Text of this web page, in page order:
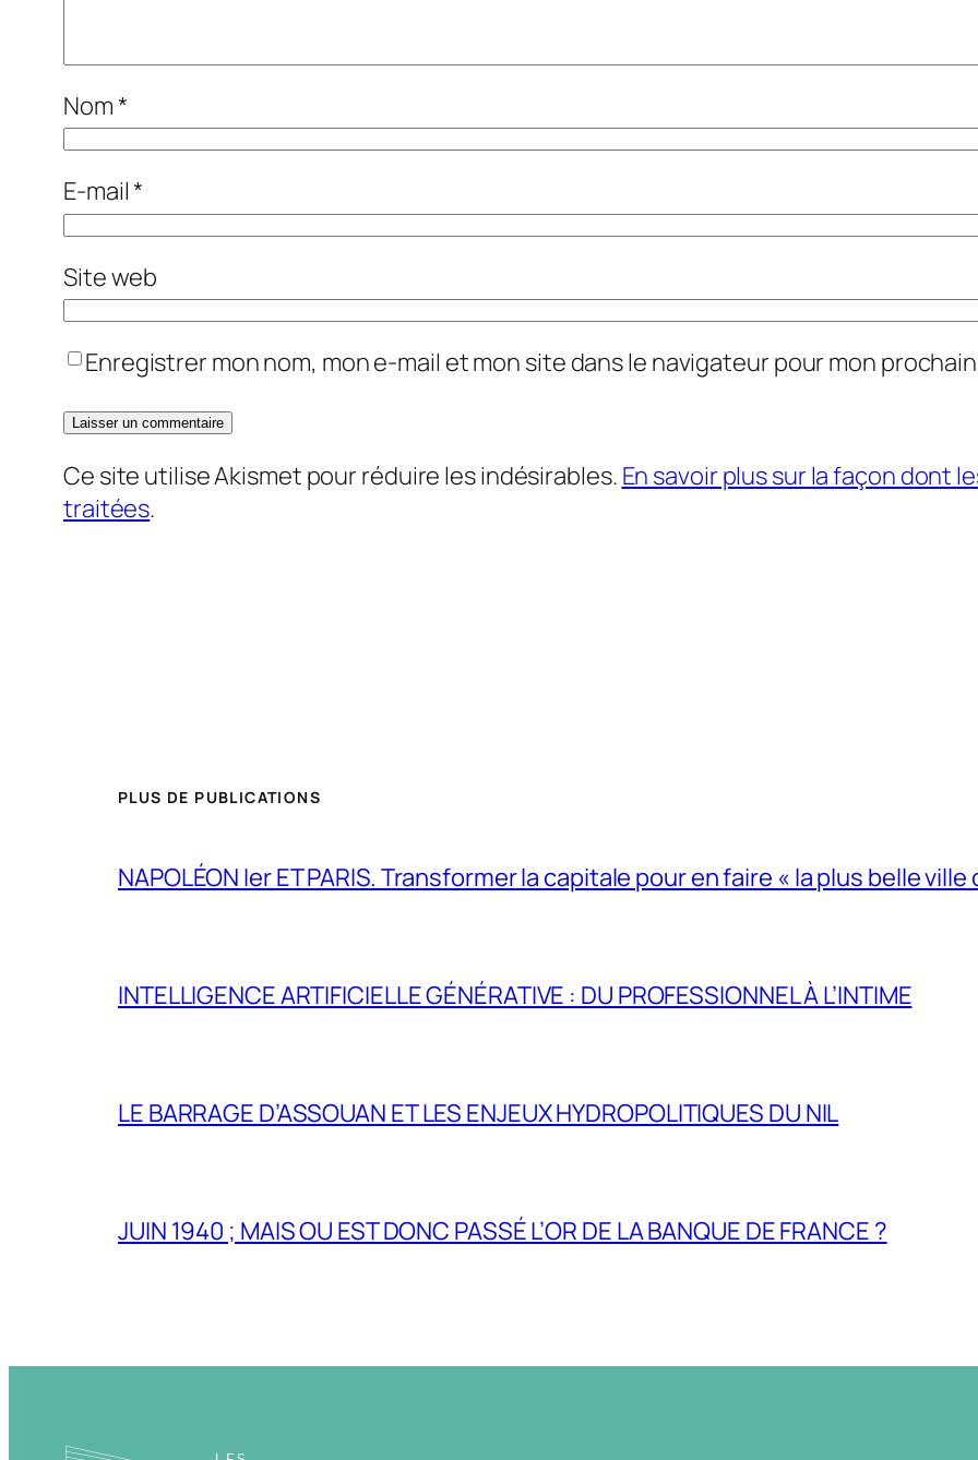
Nom*
E-mail*
Site web
Enregistrer mon nom, mon e-mail et mon site dans le navigateur pour mon
Ce site utilise Akismet pour réduire les indésirables. En savoir plus sur la façon dont
traitées.
PLUS DE PUBLICATIONS
NAPOLÉON Ier ET PARIS. Transformer la capitale pour en faire « la plus belle
INTELLIGENCE ARTIFICIELLE GÉNÉRATIVE : DU PROFESSIONNEL À L’INTIME
LE BARRAGE D’ASSOUAN ET LES ENJEUX HYDROPOLITIQUES DU NIL
JUIN 1940 ; MAIS OU EST DONC PASSÉ L’OR DE LA BANQUE DE FRANCE ?